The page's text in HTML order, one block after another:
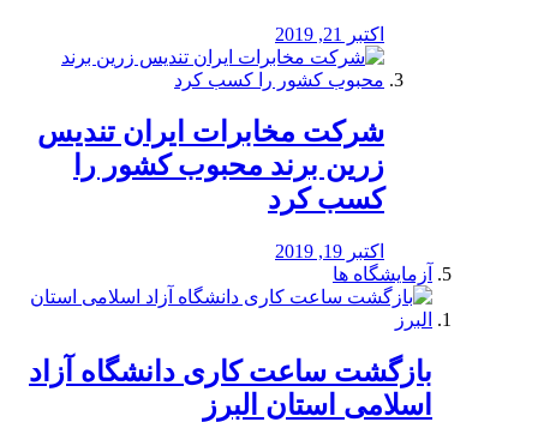
اکتبر 21, 2019
شرکت مخابرات ایران تندیس
زرین برند محبوب کشور را
کسب کرد
اکتبر 19, 2019
آزمایشگاه ها
بازگشت ساعت کاری دانشگاه آزاد
اسلامی استان البرز